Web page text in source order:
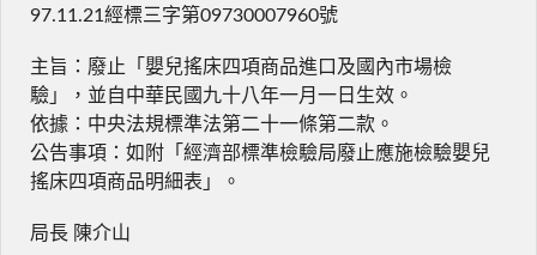
97.11.21經標三字第09730007960號
主旨：廢止「嬰兒搖床四項商品進口及國內市場檢
驗」，並自中華民國九十八年一月一日生效。
依據：中央法規標準法第二十一條第二款。
公告事項：如附「經濟部標準檢驗局廢止應施檢驗嬰兒
搖床四項商品明細表」。
局長 陳介山